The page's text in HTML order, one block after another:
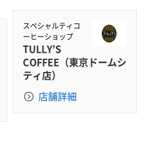
スペシャルティコ
ーヒーショップ
TULLY’S
COFFEE（東京ドームシ
ティ店）
店舗詳細